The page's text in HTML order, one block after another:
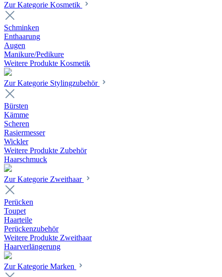
Zur Kategorie Kosmetik
Schminken
Enthaarung
Augen
Manikure/Pedikure
Weitere Produkte Kosmetik
Zur Kategorie Stylingzubehör
Bürsten
Kämme
Scheren
Rasiermesser
Wickler
Weitere Produkte Zubehör
Haarschmuck
Zur Kategorie Zweithaar
Perücken
Toupet
Haarteile
Perückenzubehör
Weitere Produkte Zweithaar
Haarverlängerung
Zur Kategorie Marken